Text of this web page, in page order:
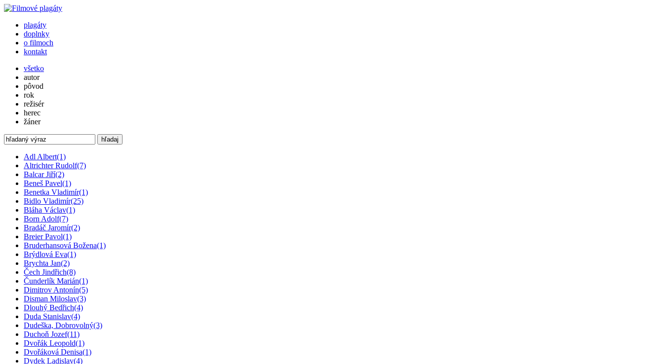
plagáty
doplnky
o filmoch
kontakt
všetko
autor
pôvod
rok
režisér
herec
žáner
hľadaj
Adl Albert(1)
Altrichter Rudolf(7)
Balcar Jiří(2)
Beneš Pavel(1)
Benetka Vladimír(1)
Bidlo Vladimír(25)
Bláha Václav(1)
Born Adolf(7)
Bradáč Jaromír(2)
Breier Pavol(1)
Bruderhansová Božena(1)
Brýdlová Eva(1)
Brychta Jan(2)
Čech Jindřich(8)
Čunderlík Marián(1)
Dimitrov Antonín(5)
Disman Miloslav(3)
Dlouhý Bedřich(4)
Duda Stanislav(4)
Dudeška, Dobrovolný(3)
Duchoň Jozef(11)
Dvořák Leopold(1)
Dvořáková Denisa(1)
Dydek Ladislav(4)